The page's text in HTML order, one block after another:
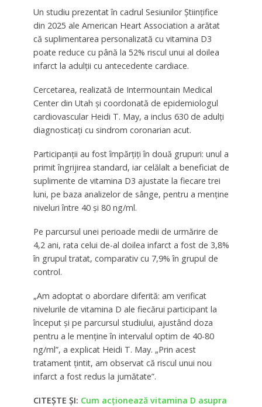
Un studiu prezentat în cadrul Sesiunilor Științifice
din 2025 ale American Heart Association a arătat
că suplimentarea personalizată cu vitamina D3
poate reduce cu până la 52% riscul unui al doilea
infarct la adulții cu antecedente cardiace.
Cercetarea, realizată de Intermountain Medical
Center din Utah și coordonată de epidemiologul
cardiovascular Heidi T. May, a inclus 630 de adulți
diagnosticați cu sindrom coronarian acut.
Participanții au fost împărțiți în două grupuri: unul a
primit îngrijirea standard, iar celălalt a beneficiat de
suplimente de vitamina D3 ajustate la fiecare trei
luni, pe baza analizelor de sânge, pentru a menține
niveluri între 40 și 80 ng/ml.
Pe parcursul unei perioade medii de urmărire de
4,2 ani, rata celui de-al doilea infarct a fost de 3,8%
în grupul tratat, comparativ cu 7,9% în grupul de
control.
„Am adoptat o abordare diferită: am verificat
nivelurile de vitamina D ale fiecărui participant la
început și pe parcursul studiului, ajustând doza
pentru a le menține în intervalul optim de 40-80
ng/ml”, a explicat Heidi T. May. „Prin acest
tratament țintit, am observat că riscul unui nou
infarct a fost redus la jumătate”.
CITEȘTE ȘI: Cum acționează vitamina D asupra